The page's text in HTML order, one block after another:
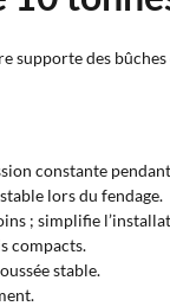
des
constante
lors du fendage.
; simplifie
compacts.
stable.